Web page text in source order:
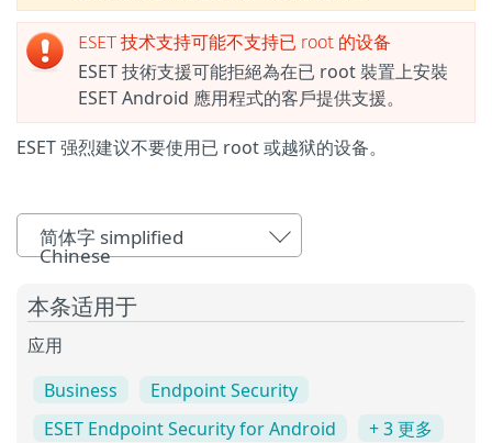
ESET 技术支持可能不支持已 root 的设备
ESET 技術支援可能拒絕為在已 root 裝置上安裝
ESET Android 應用程式的客戶提供支援。
ESET 强烈建议不要使用已 root 或越狱的设备。
简体字 simplified
Chinese
本条适用于
应用
Business
Endpoint Security
ESET Endpoint Security for Android
+ 3 更多